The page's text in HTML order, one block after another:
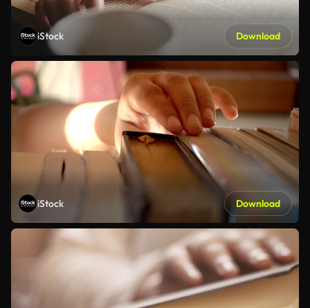
iStock Download
iStock Download